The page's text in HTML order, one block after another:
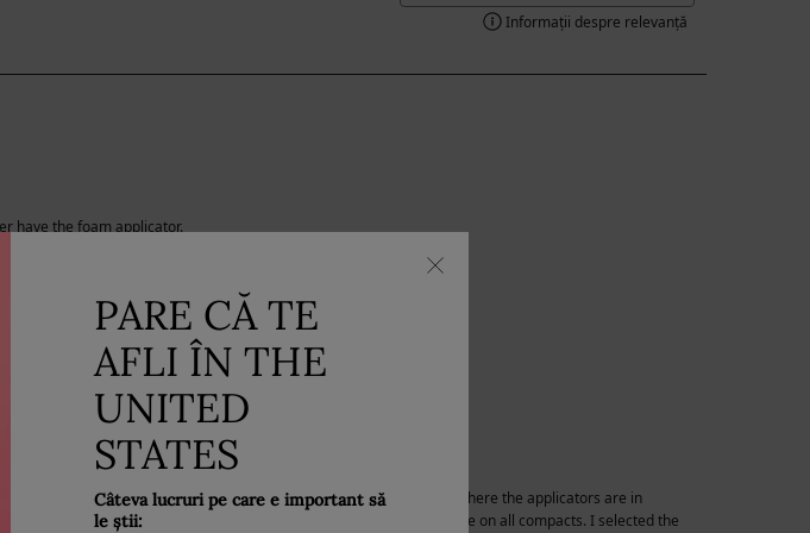
PARE CĂ TE
AFLI ÎN THE
UNITED
STATES
Câteva lucruri pe care e important să
le știi: